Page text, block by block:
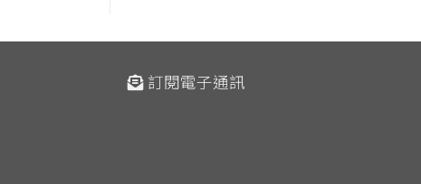
訂閱電子通訊